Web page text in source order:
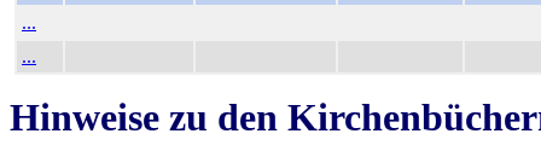
...
...
Hinweise zu den